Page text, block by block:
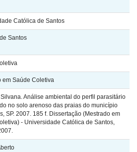
Católica de Santos
Santos
em Saúde Coletiva
Silvana. Análise ambiental do perfil parasitário
no solo arenoso das praias do município
SP. 2007. 185 f. Dissertação (Mestrado em
- Universidade Católica de Santos,